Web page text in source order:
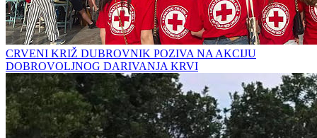
CRVENI KRIŽ DUBROVNIK POZIVA NA AKCIJU
DOBROVOLJNOG DARIVANJA KRVI